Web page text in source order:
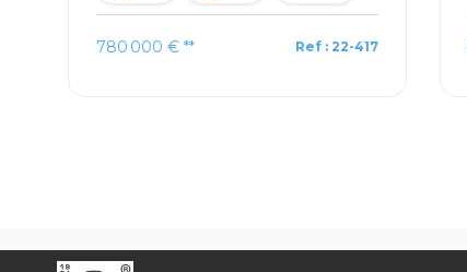
780 000 € ** Ref : 22-417